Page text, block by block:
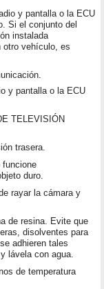
y pantalla o la ECU
Si el conjunto del
instalada
otro vehículo, es
y pantalla o la ECU
TELEVISIÓN
trasera.
funcione
duro.
rayar la cámara y
de resina. Evite que
disolventes para
adhieren tales
lávela con agua.
de temperatura